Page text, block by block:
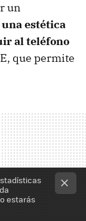
un
estética
al teléfono
que permite
estarás